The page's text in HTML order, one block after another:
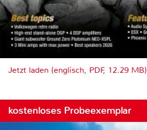
Jetzt laden (englisch, PDF, 12.29 MB)
kostenloses Probeexemplar